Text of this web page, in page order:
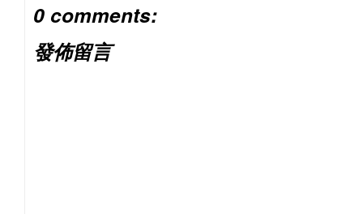
0 comments:
發佈留言